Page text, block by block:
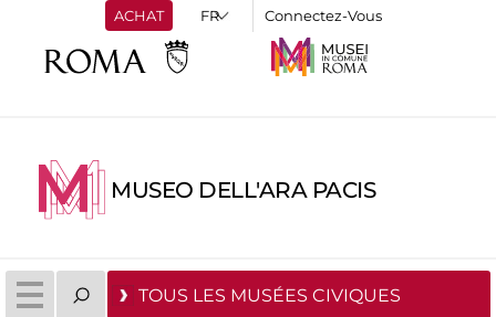
ACHAT Connectez-Vous
MUSEO DELL'ARA PACIS
TOUS LES MUSÉES CIVIQUES